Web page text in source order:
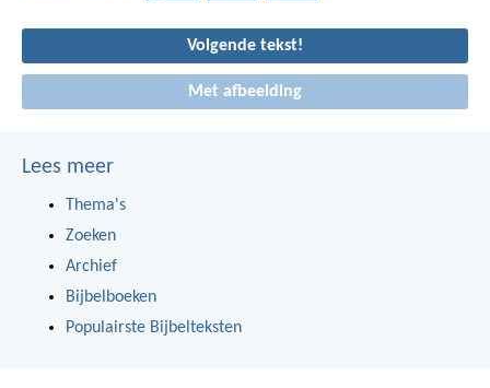
Volgende tekst!
Met afbeelding
Lees meer
Thema's
Zoeken
Archief
Bijbelboeken
Populairste Bijbelteksten